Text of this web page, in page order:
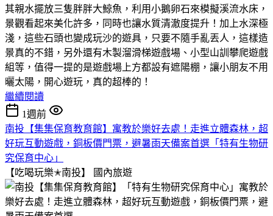
其親水擺放三隻胖胖大鯨魚，利用小鵝卵石來模擬溪流水床，
景觀看起來美化許多，同時也讓水質清澈度提升！加上水深極
淺，這些石頭也變成玩沙的遊具，只要不隨手亂丟人，這樣造
景真的不錯，另外還有木製溜滑梯遊戲場、小型山訓攀爬遊戲
組等，值得一提的是遊戲場上方都設有遮陽棚，讓小朋友不用
曬太陽，開心遊玩，真的超棒的！
繼續閱讀
1週前
南投【集集保育教育館】寓教於樂好去處！走進立體森林，超
好玩互動遊戲，銅板價門票，避暑雨天備案首選「特有生物研
究保育中心」
【吃喝玩樂✭南投】
國內旅遊